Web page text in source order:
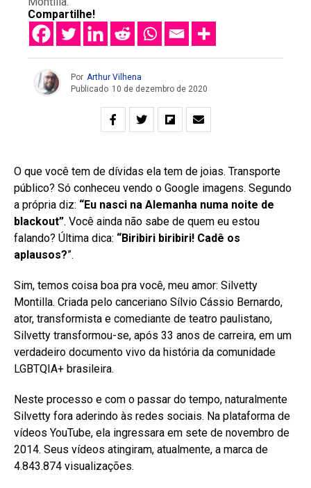
Compartilhe!
Por Arthur Vilhena
Publicado 10 de dezembro de 2020
O que você tem de dívidas ela tem de joias. Transporte
público? Só conheceu vendo o Google imagens. Segundo
a própria diz: “Eu nasci na Alemanha numa noite de
blackout”. Você ainda não sabe de quem eu estou
falando? Última dica: “Biribiri biribiri! Cadê os
aplausos?”.
Sim, temos coisa boa pra você, meu amor: Silvetty
Montilla. Criada pelo canceriano Sílvio Cássio Bernardo,
ator, transformista e comediante de teatro paulistano,
Silvetty transformou-se, após 33 anos de carreira, em um
verdadeiro documento vivo da história da comunidade
LGBTQIA+ brasileira.
Neste processo e com o passar do tempo, naturalmente
Silvetty fora aderindo às redes sociais. Na plataforma de
vídeos YouTube, ela ingressara em sete de novembro de
2014. Seus vídeos atingiram, atualmente, a marca de
4.843.874 visualizações.